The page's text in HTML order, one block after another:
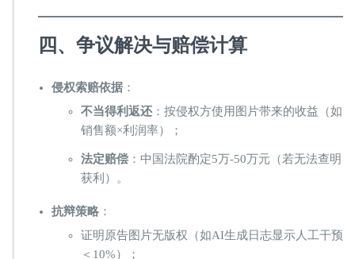
​四、争议解决与赔偿计算​
​侵权索赔依据​ ​：
​不当得利返还​​：按侵权方使用图片带来的收益（如
销售额×利润率）；
​法定赔偿​​：中国法院酌定5万-50万元（若无法查明
获利）。
​抗辩策略​ ​：
证明原告图片无版权（如AI生成日志显示人工干预
＜10%）；